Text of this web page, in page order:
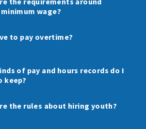
wage?
to pay overtime?
of pay and hours records do I
keep?
the rules about hiring youth?